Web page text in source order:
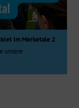
Im Merketale 2
unsere